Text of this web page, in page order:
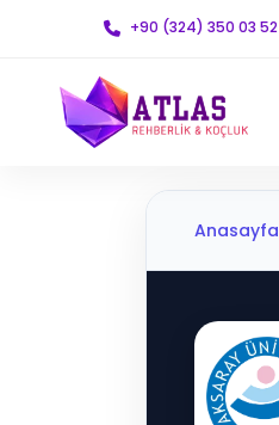
+90 (324) 350 03 52
Anasayfa